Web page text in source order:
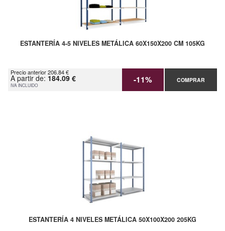
ESTANTERÍA 4-5 NIVELES METÁLICA 60X150X200 CM 105KG
Precio anterior 206.84 €
A partir de: 184.09 €
IVA INCLUIDO -11% COMPRAR
ESTANTERÍA 4 NIVELES METÁLICA 50X100X200 205KG